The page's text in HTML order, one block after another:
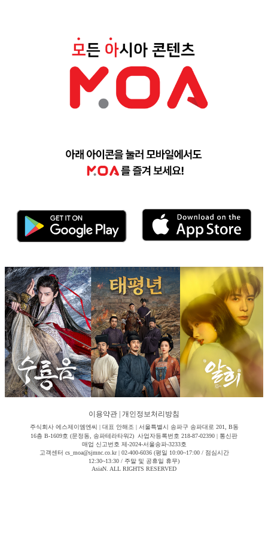
이용약관 개인정보처리방침
주식회사 에스제이엠엔씨 | 대표 안해조 | 서울특별시 송파구 송파대로 201, B동
16층 B-1609호 (문정동, 송파테라타워2) 사업자등록번호 218-87-02390 | 통신판
매업 신고번호 제-2024-서울송파-3233호
고객센터 cs_moa@sjmnc.co.kr | 02-400-6036 (평일 10:00~17:00 / 점심시간
12:30~13:30 / 주말 및 공휴일 휴무)
AsiaN. ALL RIGHTS RESERVED